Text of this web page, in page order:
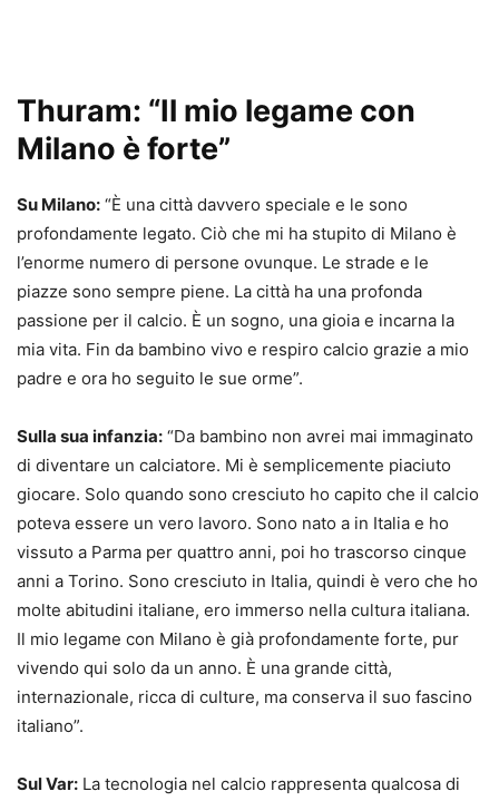
Thuram: “Il mio legame con
Milano è forte”
Su Milano: “È una città davvero speciale e le sono
profondamente legato. Ciò che mi ha stupito di Milano è
l’enorme numero di persone ovunque. Le strade e le
piazze sono sempre piene. La città ha una profonda
passione per il calcio. È un sogno, una gioia e incarna la
mia vita. Fin da bambino vivo e respiro calcio grazie a mio
padre e ora ho seguito le sue orme”.
Sulla sua infanzia: “Da bambino non avrei mai immaginato
di diventare un calciatore. Mi è semplicemente piaciuto
giocare. Solo quando sono cresciuto ho capito che il calcio
poteva essere un vero lavoro. Sono nato a in Italia e ho
vissuto a Parma per quattro anni, poi ho trascorso cinque
anni a Torino. Sono cresciuto in Italia, quindi è vero che ho
molte abitudini italiane, ero immerso nella cultura italiana.
Il mio legame con Milano è già profondamente forte, pur
vivendo qui solo da un anno. È una grande città,
internazionale, ricca di culture, ma conserva il suo fascino
italiano”.
Sul Var: La tecnologia nel calcio rappresenta qualcosa di